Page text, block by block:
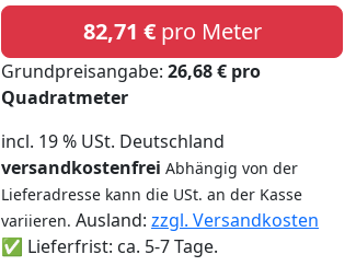
82,71 €pro Meter
Grundpreisangabe: 26,68 € pro
Quadratmeter
incl. 19 % USt. Deutschland
versandkostenfrei Abhängig von der
Lieferadresse kann die USt. an der Kasse
variieren. Ausland: zzgl. Versandkosten
✅ Lieferfrist: ca. 5-7 Tage.